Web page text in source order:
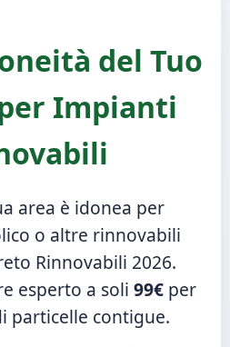
del Tuo
Impianti
area è idonea per
o altre rinnovabili
Rinnovabili 2026.
esperto a soli 99€per
particelle contigue.